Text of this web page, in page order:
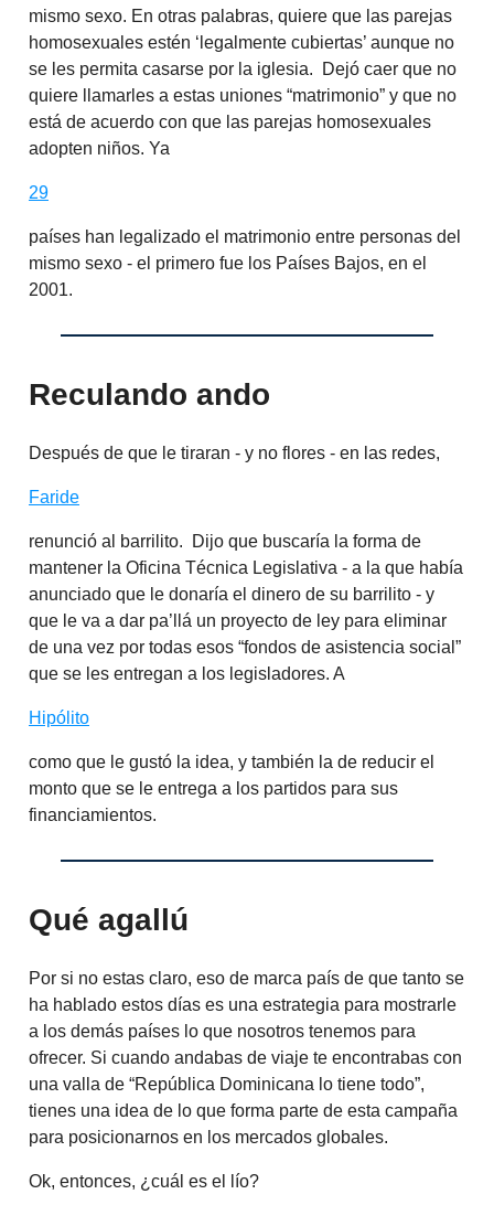
mismo sexo. En otras palabras, quiere que las parejas
homosexuales estén ‘legalmente cubiertas’ aunque no
se les permita casarse por la iglesia. Dejó caer que no
quiere llamarles a estas uniones “matrimonio” y que no
está de acuerdo con que las parejas homosexuales
adopten niños. Ya
29
países han legalizado el matrimonio entre personas del
mismo sexo - el primero fue los Países Bajos, en el
2001.
Reculando ando
Después de que le tiraran - y no flores - en las redes,
Faride
renunció al barrilito. Dijo que buscaría la forma de
mantener la Oficina Técnica Legislativa - a la que había
anunciado que le donaría el dinero de su barrilito - y
que le va a dar pa’llá un proyecto de ley para eliminar
de una vez por todas esos “fondos de asistencia social”
que se les entregan a los legisladores. A
Hipólito
como que le gustó la idea, y también la de reducir el
monto que se le entrega a los partidos para sus
financiamientos.
Qué agallú
Por si no estas claro, eso de marca país de que tanto se
ha hablado estos días es una estrategia para mostrarle
a los demás países lo que nosotros tenemos para
ofrecer. Si cuando andabas de viaje te encontrabas con
una valla de “República Dominicana lo tiene todo”,
tienes una idea de lo que forma parte de esta campaña
para posicionarnos en los mercados globales.
Ok, entonces, ¿cuál es el lío?